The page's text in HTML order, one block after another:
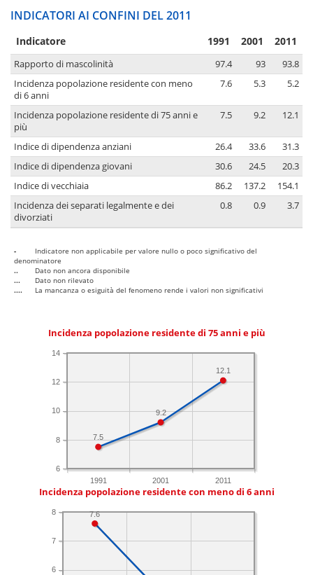
INDICATORI AI CONFINI DEL 2011
Indicatore 1991 2001 2011
Rapporto di mascolinità 97.4 93
93.8
Incidenza popolazione residente con meno
di 6 anni
7.6 5.3 5.2
Incidenza popolazione residente di 75 anni e
più
7.5 9.2 12.1
Indice di dipendenza anziani 26.4 33.6
31.3
Indice di dipendenza giovani
30.6 24.5
20.3
Indice di vecchiaia
86.2 137.2
154.1
Incidenza dei separati legalmente e dei
divorziati
0.8 0.9 3.7
-
Indicatore non applicabile per valore nullo o poco significativo del
denominatore
..
Dato non ancora disponibile
...
Dato non rilevato
....
La mancanza o esiguità del fenomeno rende i valori non significativi
Incidenza popolazione residente di 75 anni e più
1991 2001 2011
6
8
10
12
14
12.1
9.2
7.5
Incidenza popolazione residente con meno di 6 anni
6
7
8 7.6